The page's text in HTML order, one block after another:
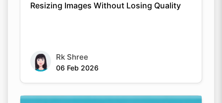
Resizing Images Without Losing Quality
Rk Shree
06 Feb 2026